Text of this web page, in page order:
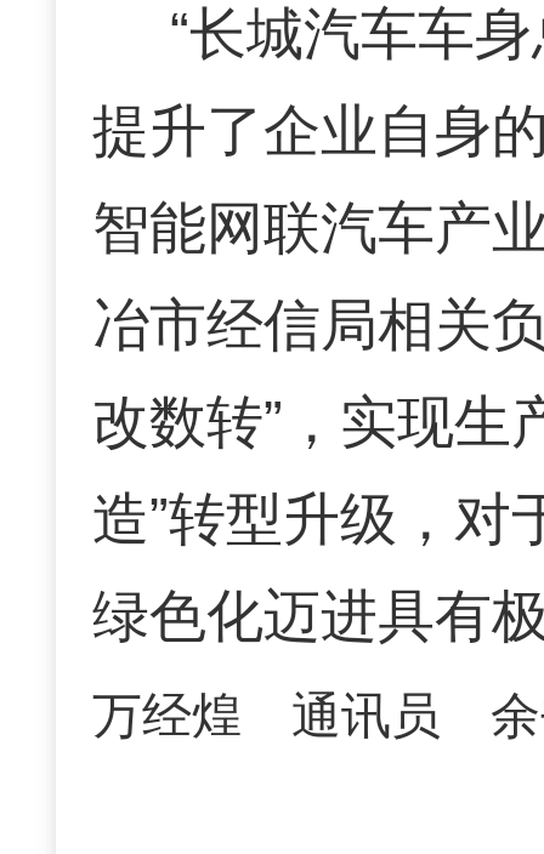
“长城汽车车
提升了企业自身
智能网联汽车产
冶市经信局相关
改数转”，实现生
造”转型升级，对
绿色化迈进具有
万经煌 通讯员